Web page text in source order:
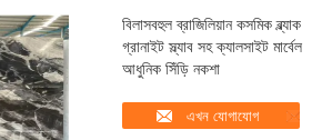
বিলাসবহুল ব্রাজিলিয়ান কসমিক ব্ল্যাক
গ্রানাইট স্ল্যাব সহ ক্যালসাইট মার্বেল
আধুনিক সিঁড়ি নকশা
এখন যোগাযোগ